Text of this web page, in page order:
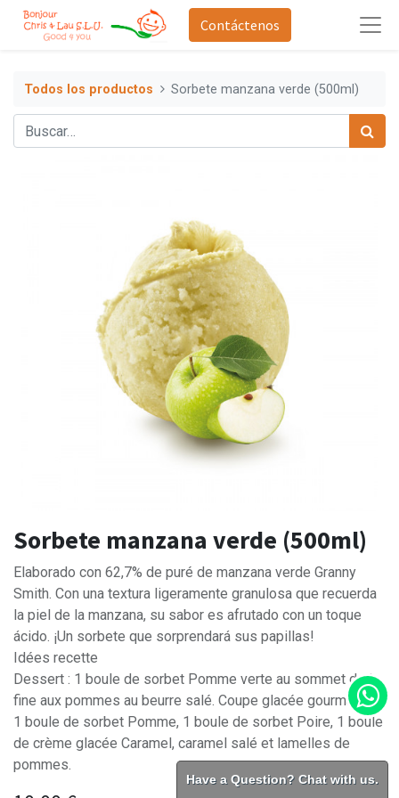
Contáctenos
Todos los productos Sorbete manzana verde (500ml)
Sorbete manzana verde (500ml)
Elaborado con 62,7% de puré de manzana verde Granny
Smith. Con una textura ligeramente granulosa que recuerda
la piel de la manzana, su sabor es afrutado con un toque
ácido. ¡Un sorbete que sorprendará sus papillas!
Idées recette
Dessert : 1 boule de sorbet Pomme verte au sommet de la
fine aux pommes au beurre salé. Coupe glacée gourmande :
1 boule de sorbet Pomme, 1 boule de sorbet Poire, 1 boule
de crème glacée Caramel, caramel salé et lamelles de
pommes.
Have a Question? Chat with us.